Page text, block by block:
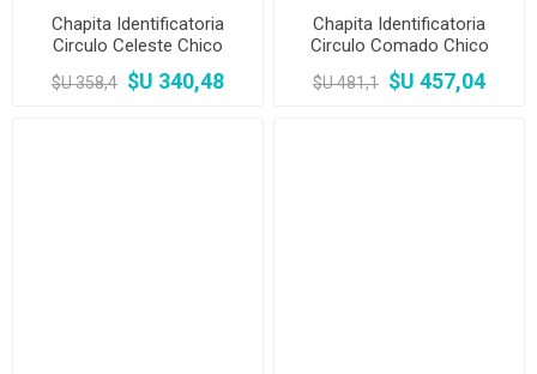
Chapita Identificatoria
Circulo Celeste Chico
$U 358,4 $U 340,48
Chapita Identificatoria
Circulo Comado Chico
$U 481,1 $U 457,04